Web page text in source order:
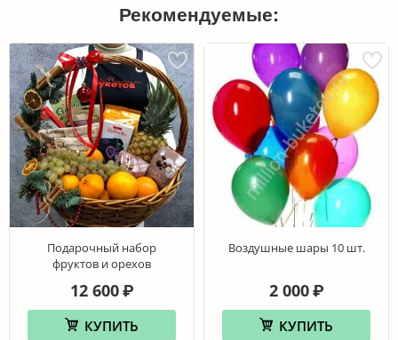
Рекомендуемые:
Подарочный набор
фруктов и орехов
12 600 ₽
КУПИТЬ
Воздушные шары 10 шт.
2 000 ₽
КУПИТЬ